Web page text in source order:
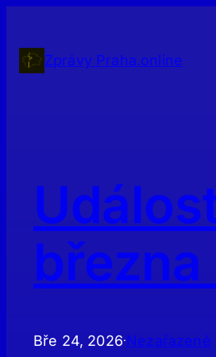
obsahZprávy Praha.online
Bře 24, 2026·Nezařazené